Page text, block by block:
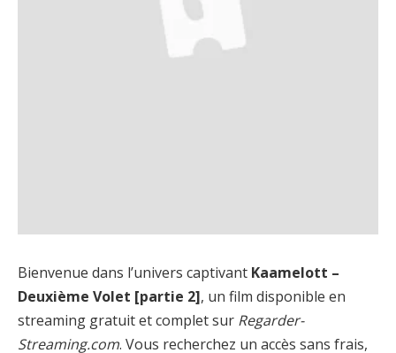
Bienvenue dans l’univers captivant Kaamelott –
Deuxième Volet [partie 2], un film disponible en
streaming gratuit et complet sur Regarder-
Streaming.com. Vous recherchez un accès sans frais,